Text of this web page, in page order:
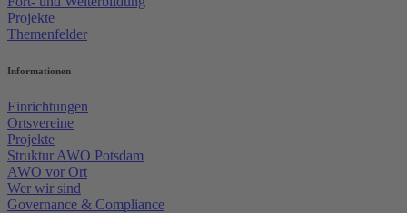
Projekte
Themenfelder
Informationen
Einrichtungen
Ortsvereine
Projekte
Struktur AWO Potsdam
AWO vor Ort
Wer wir sind
Governance & Compliance